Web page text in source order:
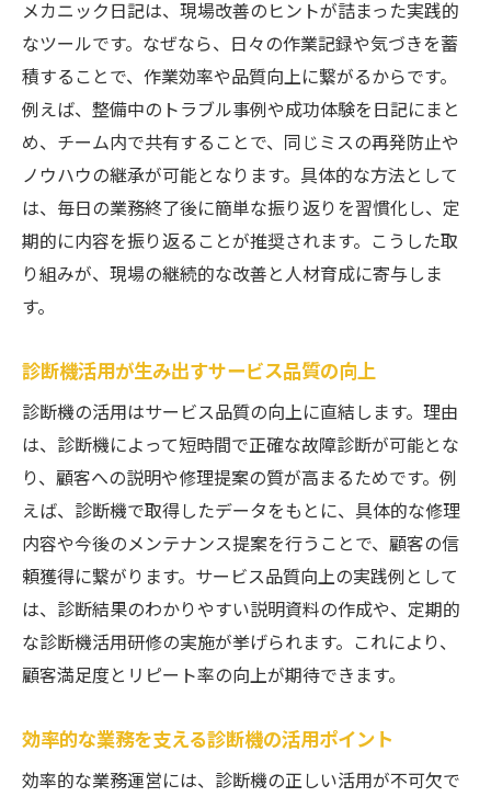
メカニック日記は、現場改善のヒントが詰まった実践的
なツールです。なぜなら、日々の作業記録や気づきを蓄
積することで、作業効率や品質向上に繋がるからです。
例えば、整備中のトラブル事例や成功体験を日記にまと
め、チーム内で共有することで、同じミスの再発防止や
ノウハウの継承が可能となります。具体的な方法として
は、毎日の業務終了後に簡単な振り返りを習慣化し、定
期的に内容を振り返ることが推奨されます。こうした取
り組みが、現場の継続的な改善と人材育成に寄与しま
す。
診断機活用が生み出すサービス品質の向上
診断機の活用はサービス品質の向上に直結します。理由
は、診断機によって短時間で正確な故障診断が可能とな
り、顧客への説明や修理提案の質が高まるためです。例
えば、診断機で取得したデータをもとに、具体的な修理
内容や今後のメンテナンス提案を行うことで、顧客の信
頼獲得に繋がります。サービス品質向上の実践例として
は、診断結果のわかりやすい説明資料の作成や、定期的
な診断機活用研修の実施が挙げられます。これにより、
顧客満足度とリピート率の向上が期待できます。
効率的な業務を支える診断機の活用ポイント
効率的な業務運営には、診断機の正しい活用が不可欠で